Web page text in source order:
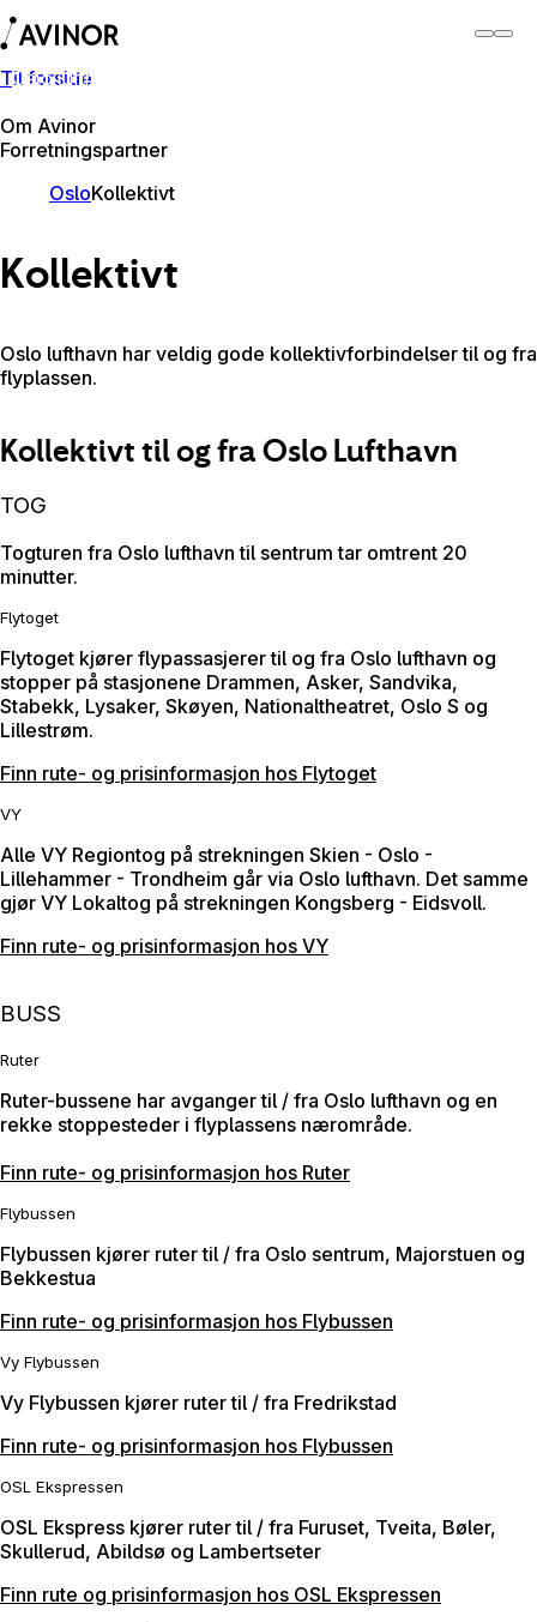
Til forside
Om Avinor
Forretningspartner
Oslo lufthavn
OsloKollektivt
Kollektivt
Oslo lufthavn har veldig gode kollektivforbindelser til og fra
flyplassen.
Kollektivt til og fra Oslo Lufthavn
TOG
Togturen fra Oslo lufthavn til sentrum tar omtrent 20
minutter.
Flytoget
Flytoget kjører flypassasjerer til og fra Oslo lufthavn og
stopper på stasjonene Drammen, Asker, Sandvika,
Stabekk, Lysaker, Skøyen, Nationaltheatret, Oslo S og
Lillestrøm.
Finn rute- og prisinformasjon hos Flytoget
VY
Alle VY Regiontog på strekningen Skien - Oslo -
Lillehammer - Trondheim går via Oslo lufthavn. Det samme
gjør VY Lokaltog på strekningen Kongsberg - Eidsvoll.
Finn rute- og prisinformasjon hos VY
BUSS
Ruter
Ruter-bussene har avganger til / fra Oslo lufthavn og en
rekke stoppesteder i flyplassens nærområde.
Finn rute- og prisinformasjon hos Ruter
Flybussen
Flybussen kjører ruter til / fra Oslo sentrum, Majorstuen og
Bekkestua
Finn rute- og prisinformasjon hos Flybussen
Vy Flybussen
Vy Flybussen kjører ruter til / fra Fredrikstad
Finn rute- og prisinformasjon hos Flybussen
OSL Ekspressen
OSL Ekspress kjører ruter til / fra Furuset, Tveita, Bøler,
Skullerud, Abildsø og Lambertseter
Finn rute og prisinformasjon hos OSL Ekspressen